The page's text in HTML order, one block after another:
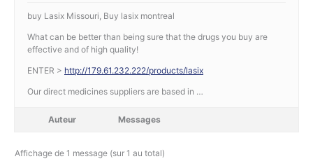
buy Lasix Missouri, Buy lasix montreal
What can be better than being sure that the drugs you buy are
effective and of high quality!
ENTER > http://179.61.232.222/products/lasix
Our direct medicines suppliers are based in …
Auteur Messages
Affichage de 1 message (sur 1 au total)